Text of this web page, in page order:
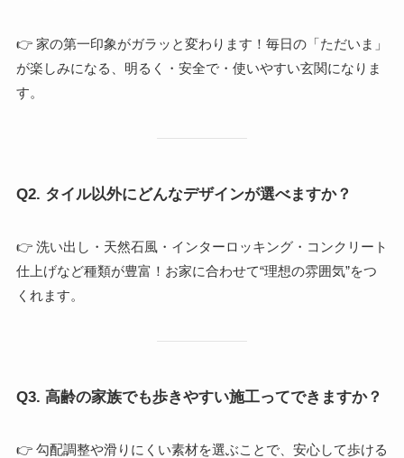
👉 家の第一印象がガラッと変わります！毎日の「ただいま」
が楽しみになる、明るく・安全で・使いやすい玄関になりま
す。
Q2. タイル以外にどんなデザインが選べますか？
👉 洗い出し・天然石風・インターロッキング・コンクリート
仕上げなど種類が豊富！お家に合わせて“理想の雰囲気”をつ
くれます。
Q3. 高齢の家族でも歩きやすい施工ってできますか？
👉 勾配調整や滑りにくい素材を選ぶことで、安心して歩ける